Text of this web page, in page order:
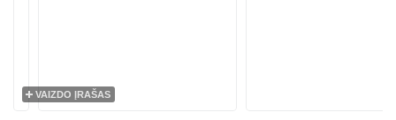
VAIZDO ĮRAŠAS